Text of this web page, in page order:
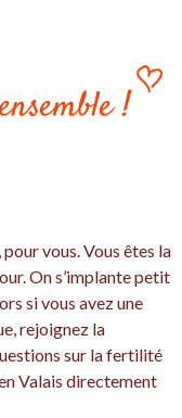
!
vous. Vous êtes la
On s’implante petit
si vous avez une
rejoignez la
sur la fertilité
Valais directement